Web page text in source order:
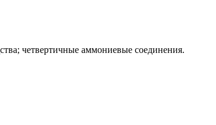
четвертичные аммониевые соединения.